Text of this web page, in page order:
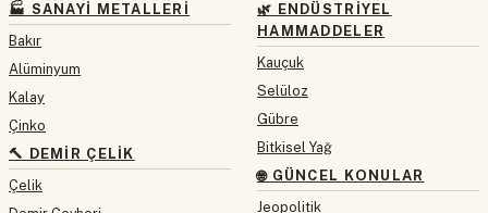
🏭 SANAYI METALLERI
Bakır
Alüminyum
Kalay
Çinko
🔨 DEMIR ÇELIK
Çelik
🌿 ENDÜSTRIYEL
HAMMADDELER
Kauçuk
Selüloz
Gübre
Bitkisel Yağ
🌐 GÜNCEL KONULAR
Jeopolitik